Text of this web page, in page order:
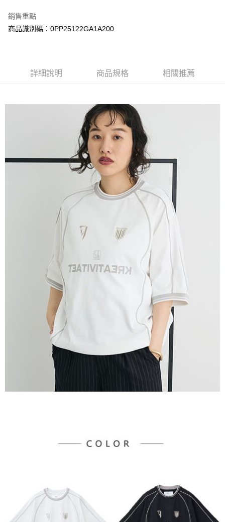
台灣樂天信用卡公司
大哥付你分期
相關說明
流程，驗證手機門號後，選擇欲分期的期數、繳款截止日，確認付款後即完
消。如遇「轉專審核」未通過狀況，表示未達大哥付你分期系統評分，恕無
1.分期款項不併入電信帳單，「大哥付你分期」於每月結算日後寄送繳費提
2.透過簡訊連結打開帳單後，可選擇「超商條碼／台灣大直營門市／銀行轉
帳／街口支付／iPASS MONEY」等通路繳費。
1.本服務係由「台灣大哥大股份有限公司」（以下簡稱本公司）所提供，讓
用戶於交易時，得透過本服務購買商品或服務，並由商店將買賣／分期付款
買賣價金債權讓與本公司後，依約使用本公司帳單繳交帳款。
2.基於同意付款使用「大哥付你分期」之契約關係目的，商店將以您的個人
資料（包含姓名、電話或地址）提供予台灣大哥大進項蒐集、處理及利用，
由本公司與您本人進行分期帳單所需資料之確認、核對及更正。
3.完整用戶服務條款，請詳閱以下連結：
https://oppay.tw/userRule
【關於「AFTEE先享後付」】
１．簡單：不需註冊會員、不需綁卡、不需儲值。
２．便利：只要手機號碼，簡訊認證，即可結帳。
３．安心：先確認商品／服務後，再付款。
【「AFTEE先享後付」結帳流程】
１．於結帳方式選擇「AFTEE先享後付」後，將跳轉至「AFTEE先享後付」
結帳頁面，進行簡訊認證並確認金額後，即可完成結帳。
２．訂單成立數日內，您將收到繳費通知簡訊。
３．收到繳費通知簡訊後14天內，點擊此簡訊中的連結，可透過四大超商／
ATM／網路銀行／等多元方式進行付款，方視為交易完成。
※ 請注意：結帳手續完成當下不需立刻繳費，但若您需要取消訂單，請聯絡
購買商品的店家。未經商家同意取消之訂單仍視為有效，需透過AFTEE先享
後付繳納相關費用。
※ 交易是否成功請以「AFTEE先享後付 」之結帳頁面顯示為準，若有關於
是否繳費成功／繳費後需取消欲退款等相關疑問，請聯繫「AFTEE先享後付
https://netprotections.freshdesk.com/support/home
１．透過由恩沛科技股份有限公司提供之「AFTEE先享後付」服務完成之交
易，需依本服務之必要範圍內提供個人資料，並將交易相關給付款項請求債
權轉讓予恩沛科技股份有限公司。
２．關於個人資料處理事宜，請瀏覽以下網址：
https://aftee.tw/terms/#terms3
３．未成年的使用者請事先徵得法定代理人或監護人之同意方可使用
「AFTEE先享後付」，若未經同意申辦者引起之損失，本公司不負相關責
４．使用「AFTEE先享後付」時，將依據個別帳號之用戶狀況，依本公司即
時審查核予不同之上限額度；若仍有額度不足之情形，本公司將視審查結果
請求用戶進行身份認證。
５．嚴禁一人註冊多個帳號或使用他人資訊註冊。若發現惡意使用之情形，
恩沛科技股份有限公司將有權停止該用戶之使用額度並採取法律行動。
每筆NT$60，滿NT$388(含以上)免運費
全家純取貨
每筆NT$60，滿NT$388(含以上)免運費
每筆NT$60，滿NT$888(含以上)免運費
每筆NT$60，滿NT$888(含以上)免運費
每筆NT$60，滿NT$888(含以上)免運費
每筆NT$60，滿NT$888(含以上)免運費
每筆NT$90，滿NT$888(含以上)免運費
銷售重點
商品識別碼：0PP25122GA1A200
詳細說明 商品規格 相關推薦